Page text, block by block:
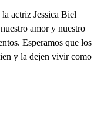
actriz Jessica Biel
amor y nuestro
Esperamos que los
y la dejen vivir como